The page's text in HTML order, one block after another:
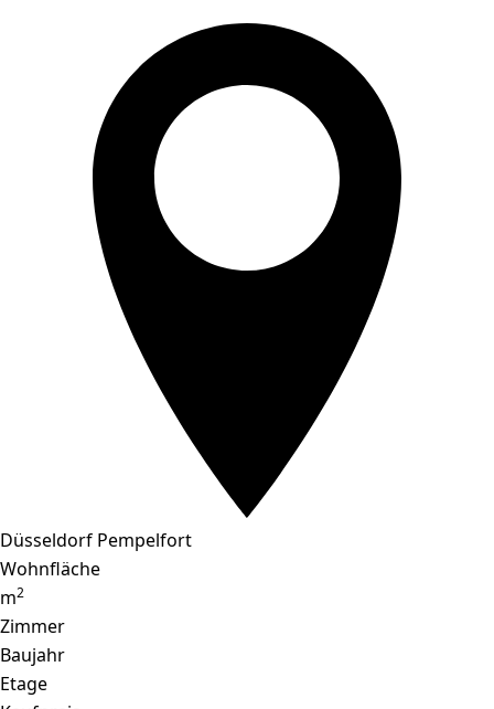
Düsseldorf Pempelfort
Wohnfläche
m2
Zimmer
Baujahr
Etage